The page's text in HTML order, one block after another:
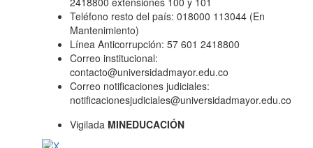
Teléfono resto del país: 018000 113044 (En
Mantenimiento)
Línea Anticorrupción: 57 601 2418800
Correo institucional:
contacto@universidadmayor.edu.co
Correo notificaciones judiciales:
notificacionesjudiciales@universidadmayor.edu.co
Vigilada MINEDUCACIÓN